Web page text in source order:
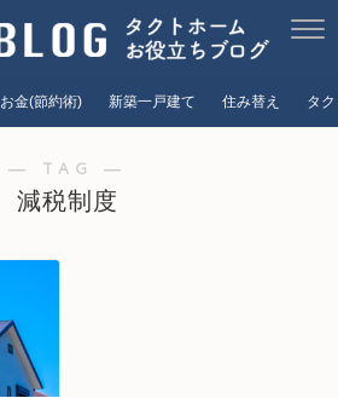
お金(節約術) 新築一戸建て 住み替え タ
― TAG ―
減税制度